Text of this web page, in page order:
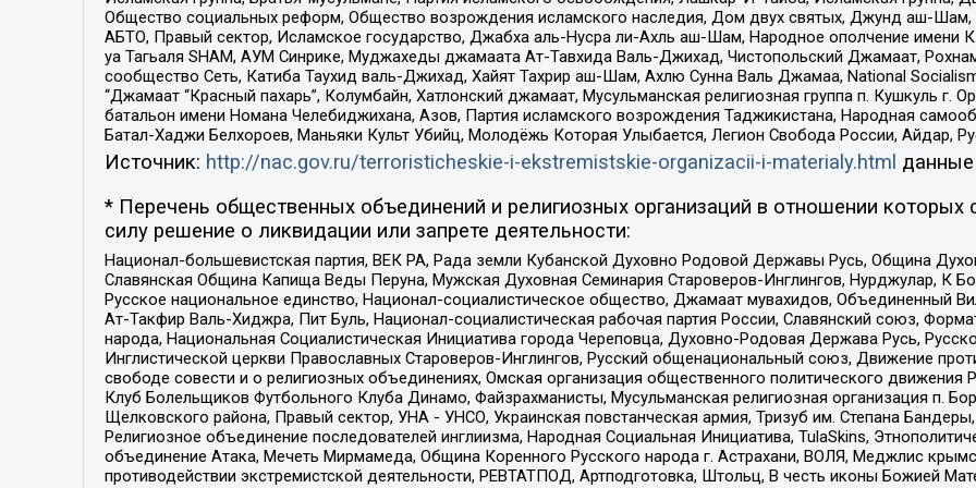
Общество социальных реформ, Общество возрождения исламского наследия, Дом двух святых, Джунд аш-
АБТО, Правый сектор, Исламское государство, Джабха аль-Нусра ли-Ахль аш-Шам, Народное ополчение имени
уа Тагьаля SHAM, АУМ Синрике, Муджахеды джамаата Ат-Тавхида Валь-Джихад, Чистопольский Джамаат,
сообщество Сеть, Катиба Таухид валь-Джихад, Хайят Тахрир аш-Шам, Ахлю Сунна Валь Джамаа, National
“Джамаат “Красный пахарь”, Колумбайн, Хатлонский джамаат, Мусульманская религиозная группа п. Кушкуль г.
батальон имени Номана Челебиджихана, Азов, Партия исламского возрождения Таджикистана, Народная
Батал-Хаджи Белхороев, Маньяки Культ Убийц, Молодёжь Которая Улыбается, Легион Свобода России, Айдар,
Источник: http://nac.gov.ru/terroristicheskie-i-ekstremistskie-organizacii-i-materialy.html
* Перечень общественных объединений и религиозных организаций в отношении
силу решение о ликвидации или запрете деятельности:
Национал-большевистская партия, ВЕК РА, Рада земли Кубанской Духовно Родовой Державы Русь, Община
Славянская Община Капища Веды Перуна, Мужская Духовная Семинария Староверов-Инглингов, Нурджулар, К
Русское национальное единство, Национал-социалистическое общество, Джамаат мувахидов, Объединенный
Ат-Такфир Валь-Хиджра, Пит Буль, Национал-социалистическая рабочая партия России, Славянский союз,
народа, Национальная Социалистическая Инициатива города Череповца, Духовно-Родовая Держава Русь,
Инглистической церкви Православных Староверов-Инглингов, Русский общенациональный союз, Движение
свободе совести и о религиозных объединениях, Омская организация общественного политического движения
Клуб Болельщиков Футбольного Клуба Динамо, Файзрахманисты, Мусульманская религиозная организация п.
Щелковского района, Правый сектор, УНА - УНСО, Украинская повстанческая армия, Тризуб им. Степана
Религиозное объединение последователей инглиизма, Народная Социальная Инициатива, TulaSkins,
объединение Атака, Мечеть Мирмамеда, Община Коренного Русского народа г. Астрахани, ВОЛЯ, Меджлис
противодействии экстремистской деятельности, РЕВТАТПОД, Артподготовка, Штольц, В честь иконы Божией